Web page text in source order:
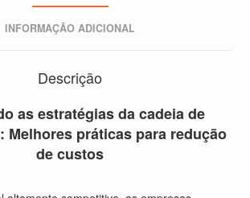
INFORMAÇÃO ADICIONAL
Descrição
as estratégias da cadeia de
Melhores práticas para redução
de custos